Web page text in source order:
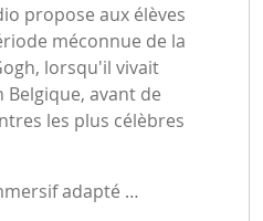
propose aux élèves
méconnue de la
lorsqu'il vivait
Belgique, avant de
les plus célèbres
adapté …